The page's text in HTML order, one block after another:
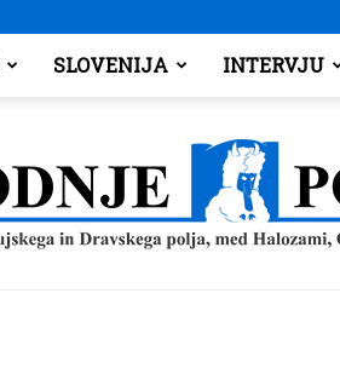
SLOVENIJA INTERVJU